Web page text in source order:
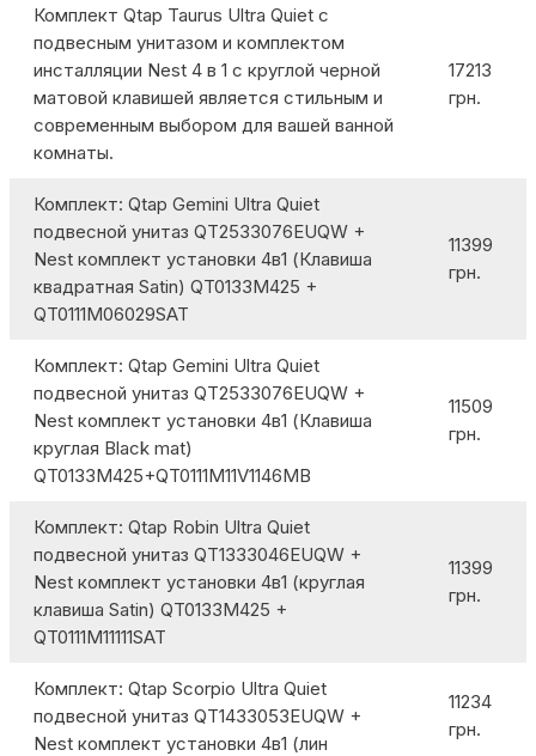
Комплект Qtap Taurus Ultra Quiet с
подвесным унитазом и комплектом
инсталляции Nest 4 в 1 с круглой черной
матовой клавишей является стильным и
современным выбором для вашей ванной
комнаты.
17213
грн.
Комплект: Qtap Gemini Ultra Quiet
подвесной унитаз QT2533076EUQW +
Nest комплект установки 4в1 (Клавиша
квадратная Satin) QT0133M425 +
QT0111M06029SAT
11399
грн.
Комплект: Qtap Gemini Ultra Quiet
подвесной унитаз QT2533076EUQW +
Nest комплект установки 4в1 (Клавиша
круглая Black mat)
QT0133M425+QT0111M11V1146MB
11509
грн.
Комплект: Qtap Robin Ultra Quiet
подвесной унитаз QT1333046EUQW +
Nest комплект установки 4в1 (круглая
клавиша Satin) QT0133M425 +
QT0111M11111SAT
11399
грн.
Комплект: Qtap Scorpio Ultra Quiet
подвесной унитаз QT1433053EUQW +
Nest комплект установки 4в1 (лин
11234
грн.